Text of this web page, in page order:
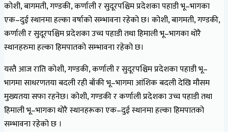
कोशी, बागमती, गण्डकी, कर्णाली र सुदूरपश्चिम प्रदेशका पहाडी भू–भागका
एक–दुई स्थानमा हल्का वर्षाको सम्भावना रहेको छ। कोशी, बागमती, गण्डकी,
कर्णाली र सुदूरपश्चिम प्रदेशका उच्च पहाडी तथा हिमाली भू–भागका थोरै
स्थानहरुमा हल्का हिमपातको सम्भावना रहेको छ।
यस्तै आज राति कोशी, गण्डकी, कर्णाली र सुदूरपश्चिम प्रदेशका पहाडी भू–
भागमा साधरणतया बदली रही बाँकी भू–भागमा आंशिक बदली देखि मौसम
मुख्यतया सफा रहनेछ। कोशी, गण्डकी र कर्णाली प्रदेशका उच्च पहाडी तथा
हिमाली भू–भागका थोरै स्थानहरूका एक–दुई स्थानमा हल्का हिमपातको
सम्भावना रहेको छ ।